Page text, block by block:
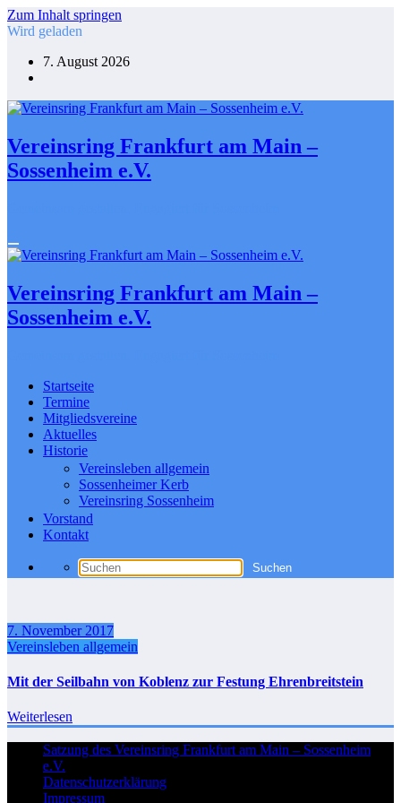
Zum Inhalt springen
Wird geladen
7. August 2026
Vereinsring Frankfurt am Main –
Sossenheim e.V.
Vereinsring Frankfurt am Main –
Sossenheim e.V.
Startseite
Termine
Mitgliedsvereine
Aktuelles
Historie
Vereinsleben allgemein
Sossenheimer Kerb
Vereinsring Sossenheim
Vorstand
Kontakt
7. November 2017
Vereinsleben allgemein
Mit der Seilbahn von Koblenz zur Festung Ehrenbreitstein
Weiterlesen
Satzung des Vereinsring Frankfurt am Main – Sossenheim
e.V.
Datenschutzerklärung
Impressum